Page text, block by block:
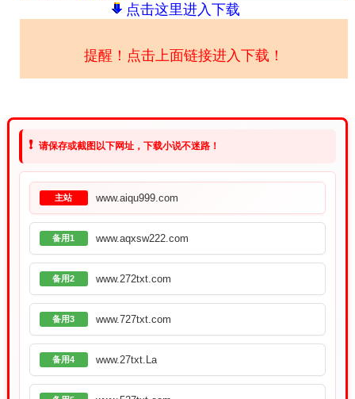
点击这里进入下载
提醒！点击上面链接进入下载！
❗ 请保存或截图以下网址，下载小说不迷路！
主站 www.aiqu999.com
备用1 www.aqxsw222.com
备用2 www.272txt.com
备用3 www.727txt.com
备用4 www.27txt.La